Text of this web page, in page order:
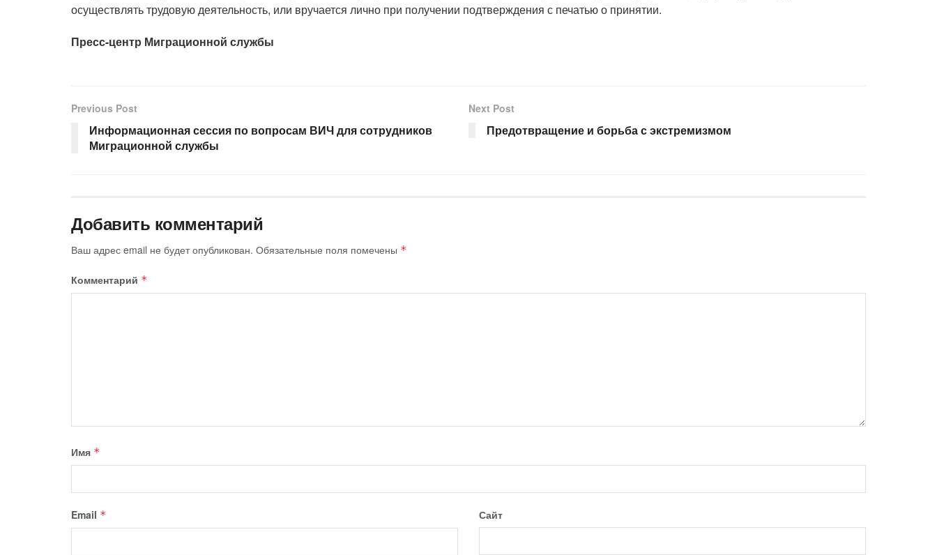
осуществлять трудовую деятельность, или вручается лично при получении подтверждения с печатью о принятии.
Пресс-центр Миграционной службы
Previous Post
Информационная сессия по вопросам ВИЧ для сотрудников
Миграционной службы
Next Post
Предотвращение и борьба с экстремизмом
Добавить комментарий
Ваш адрес email не будет опубликован. Обязательные поля помечены *
Комментарий *
Имя *
Email * Сайт